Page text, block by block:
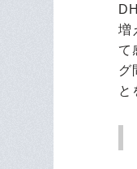
増
て
グ
と